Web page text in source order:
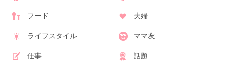
フード 夫婦
ライフスタイル ママ友
仕事 話題